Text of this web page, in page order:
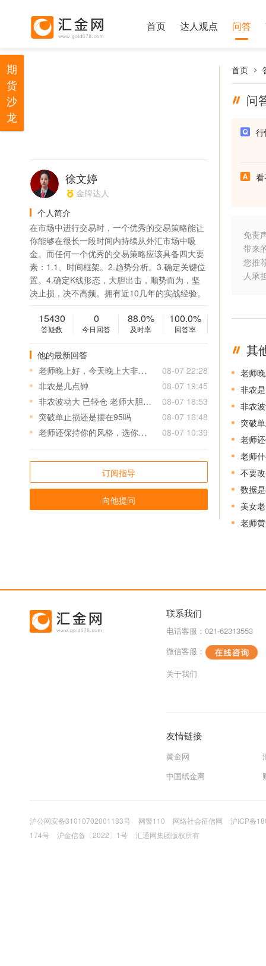
首页 达人观点 问答
徐文婷
金牌达人
个人简介
在市场中进行交易时，一个优秀的交易策略能让
你能够在很长一段时间内持续从外汇市场中吸
金。而任何一个优秀的交易策略应该具备四大要
素：1.1、时间框架。2.趋势分析。3.确定关键位
置。4.确定K线形态，大胆出击，顺势而为，坚
决止损，决不高频。拥有近10几年的实战经验。
15430
答疑数
0
今日回答
88.0%
及时率
100.0%
回答率
他的最新回答
老师晚上好，今天晚上大非农有什么福利单可以领取的呀
08-07 22:28
非农是几点钟
08-07 19:45
非农波动大 已轻仓 老师大胆操作
08-07 18:53
突破单止损还是摆在95吗
08-07 16:48
老师还保持你的风格，选你就是因为小止损高盈利，别的老师动不动15-20个点止损，看着盈利5个点减仓，其实买入卖出各偷一个点，再加上点差，盈利只剩两个点不到，亏一单得盈利七八单，所以老师保持自己的风格啊，保持下去盈利可观
08-07 10:39
订阅指导
向他提问
首页
问
免责
带来
您推
人承
其
老师
非农
非农
突破
老师
数据
美女
老师
联系我们
电话客服：021-62313553
微信客服：
关于我们
友情链接
黄金网
中国纸金网
沪公网安备31010702001133号 网警110 网络社会征信网
沪ICP备
174号
沪金信备〔2022〕1号 汇通网集团版权所有
期
货
沙
龙